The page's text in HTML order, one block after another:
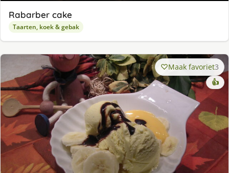
Rabarber cake
Taarten, koek & gebak
Maak favoriet3
👍